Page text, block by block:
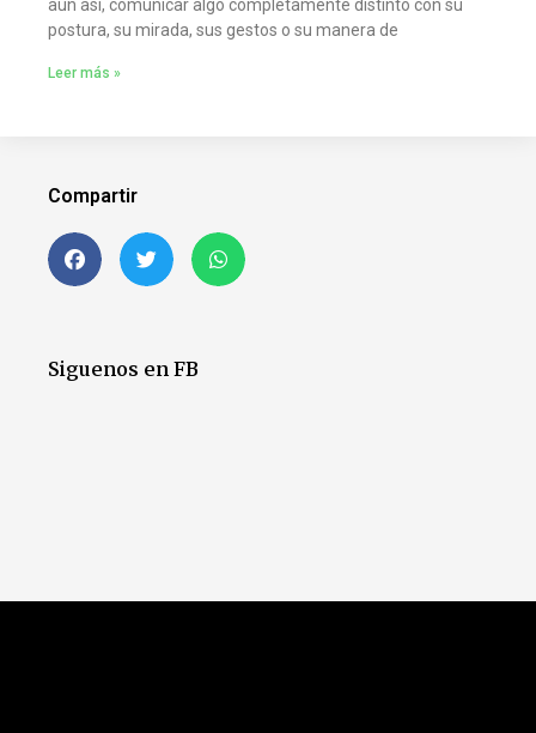
aun así, comunicar algo completamente distinto con su
postura, su mirada, sus gestos o su manera de
Leer más »
Compartir
Siguenos en FB